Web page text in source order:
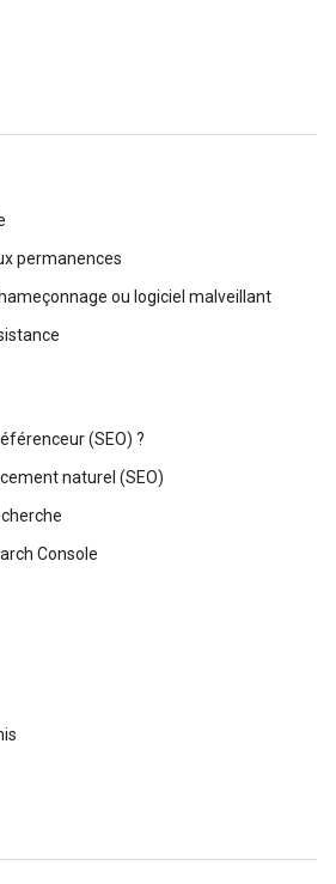
permanences
ou logiciel malveillant
(SEO) ?
naturel (SEO)
Console